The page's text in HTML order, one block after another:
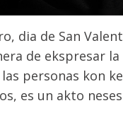
dia de San
de ekspresar
personas kon
es un akto